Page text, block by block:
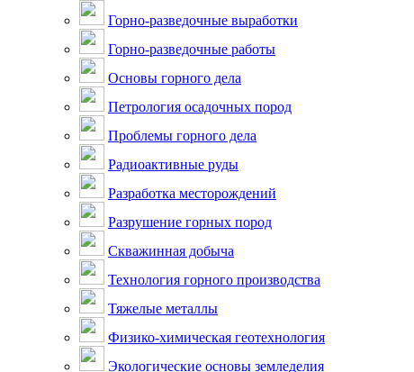
Горно-разведочные выработки
Горно-разведочные работы
Основы горного дела
Петрология осадочных пород
Проблемы горного дела
Радиоактивные руды
Разработка месторождений
Разрушение горных пород
Скважинная добыча
Технология горного производства
Тяжелые металлы
Физико-химическая геотехнология
Экологические основы земледелия